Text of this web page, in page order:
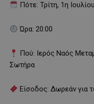
Πότε: Τρίτη, 1η
Ώρα: 20:00
Πού: Ιερός Ναός
Σωτήρα
Είσοδος: Δωρεάν για